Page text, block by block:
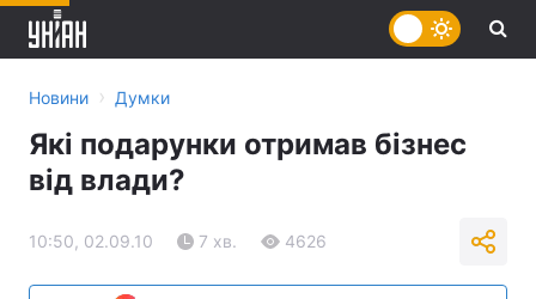
Новини › Думки
Які подарунки отримав бізнес
від влади?
10:50, 02.09.10 7 хв. 4626